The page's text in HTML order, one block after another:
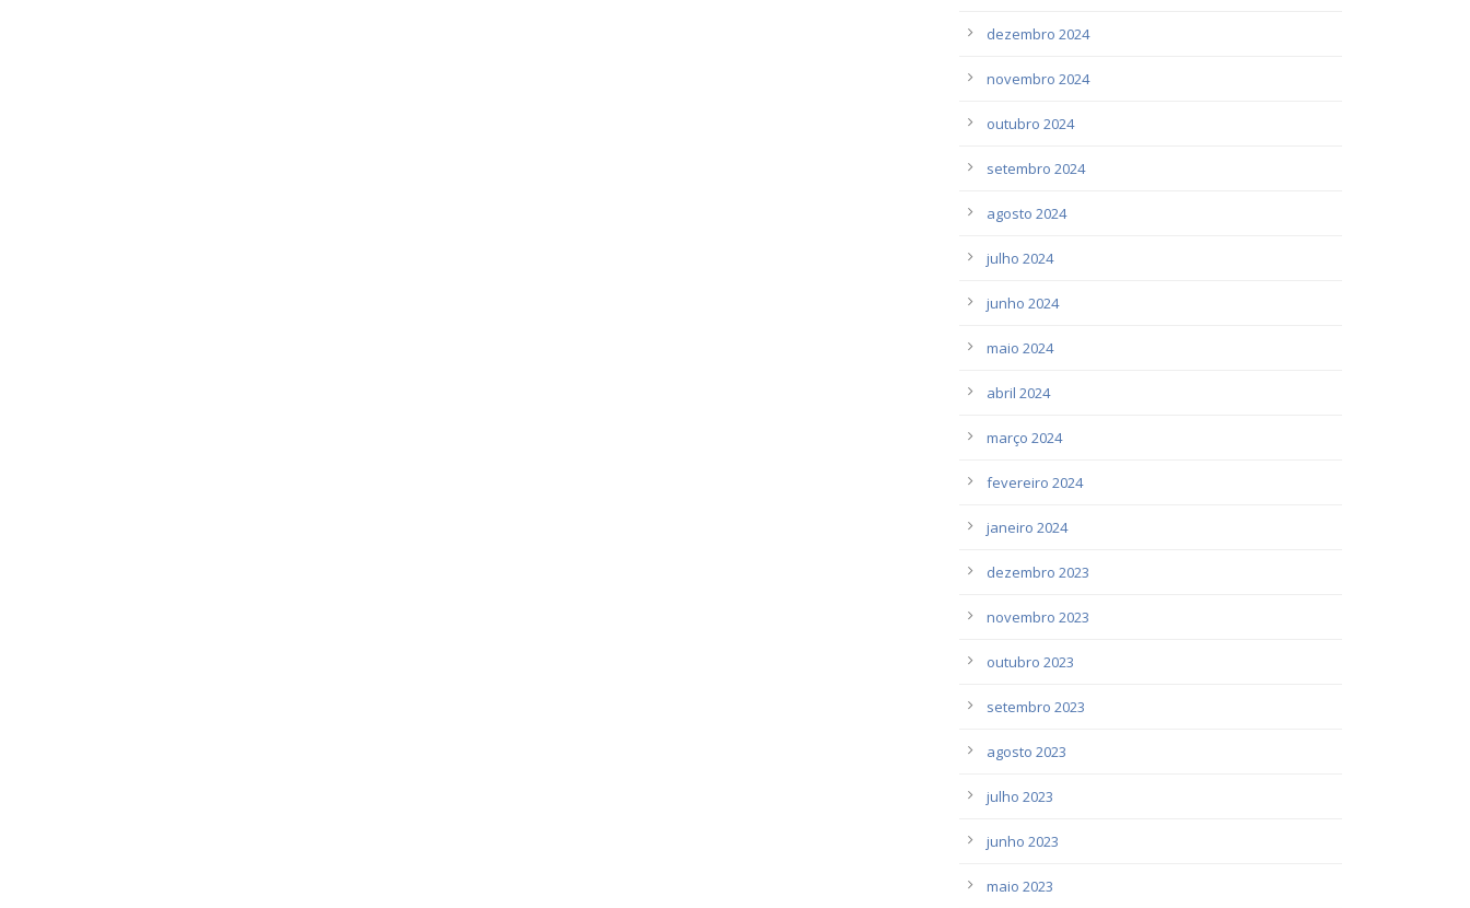
dezembro 2024
novembro 2024
outubro 2024
setembro 2024
agosto 2024
julho 2024
junho 2024
maio 2024
abril 2024
março 2024
fevereiro 2024
janeiro 2024
dezembro 2023
novembro 2023
outubro 2023
setembro 2023
agosto 2023
julho 2023
junho 2023
maio 2023